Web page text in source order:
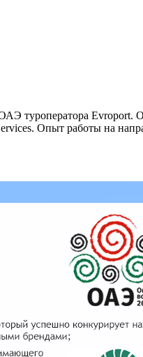
туроператора Evroport.
Опыт работы на